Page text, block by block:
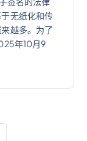
无纸化和传
越多。为了
年10月9